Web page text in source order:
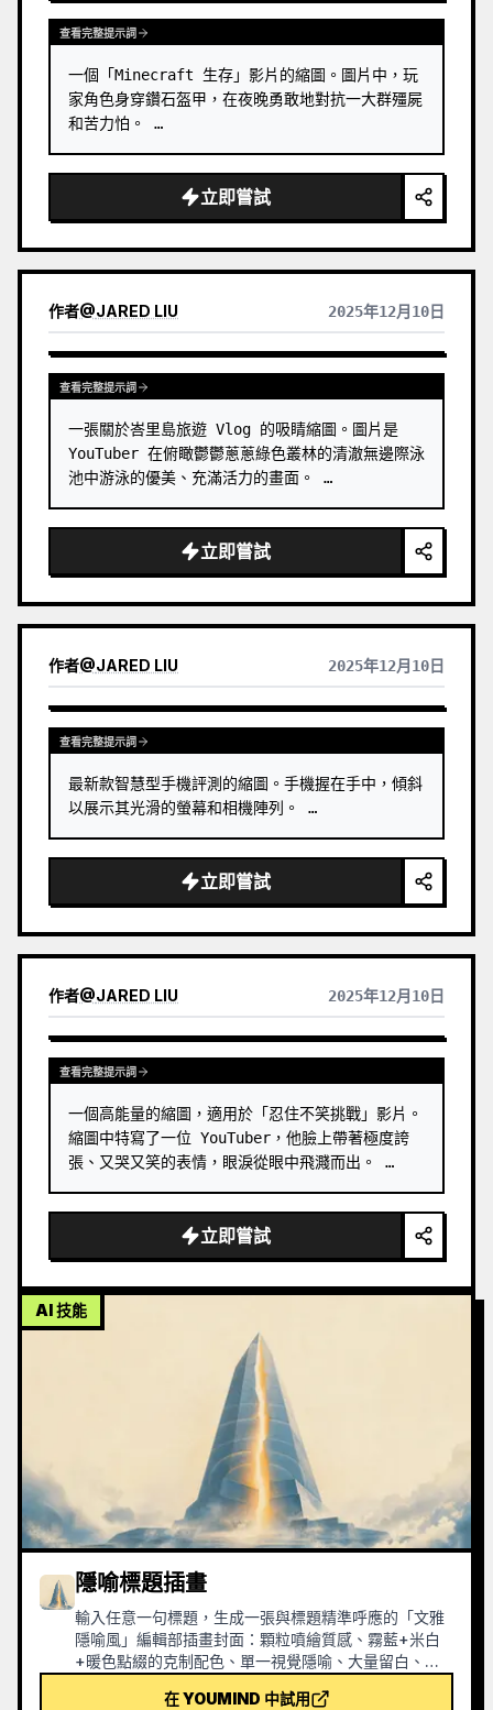
查看完整提示詞
一個「Minecraft 生存」影片的縮圖。圖片中，玩
家角色身穿鑽石盔甲，在夜晚勇敢地對抗一大群殭屍
和苦力怕。 …
立即嘗試
作者@JARED LIU 2025年12月10日
查看完整提示詞
一張關於峇里島旅遊 Vlog 的吸睛縮圖。圖片是
YouTuber 在俯瞰鬱鬱蔥蔥綠色叢林的清澈無邊際泳
池中游泳的優美、充滿活力的畫面。 …
立即嘗試
作者@JARED LIU 2025年12月10日
查看完整提示詞
最新款智慧型手機評測的縮圖。手機握在手中，傾斜
以展示其光滑的螢幕和相機陣列。 …
立即嘗試
作者@JARED LIU 2025年12月10日
查看完整提示詞
一個高能量的縮圖，適用於「忍住不笑挑戰」影片。
縮圖中特寫了一位 YouTuber，他臉上帶著極度誇
張、又哭又笑的表情，眼淚從眼中飛濺而出。 …
立即嘗試
AI 技能
隱喻標題插畫
輸入任意一句標題，生成一張與標題精準呼應的「文雅
隱喻風」編輯部插畫封面：顆粒噴繪質感、霧藍+米白
+暖色點綴的克制配色、單一視覺隱喻、大量留白、
在 YOUMIND 中試用